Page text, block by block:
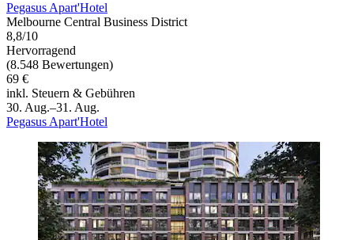
Pegasus Apart'Hotel
Melbourne Central Business District
8,8/10
Hervorragend
(8.548 Bewertungen)
69 €
inkl. Steuern & Gebühren
30. Aug.–31. Aug.
Pegasus Apart'Hotel